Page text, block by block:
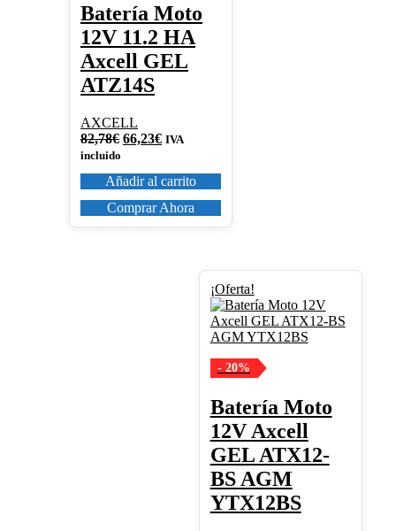
Batería Moto
12V 11.2 HA
Axcell GEL
ATZ14S
AXCELL
82,78€ El
era:
82,78€.
66,23€El
es:
66,23€.
IVA
incluido
Añadir al carrito
Comprar Ahora
¡Oferta!
- 20%
Batería Moto
12V Axcell
GEL ATX12-
BS AGM
YTX12BS